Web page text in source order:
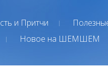
и Притчи
Новое на ШЕМШЕМ